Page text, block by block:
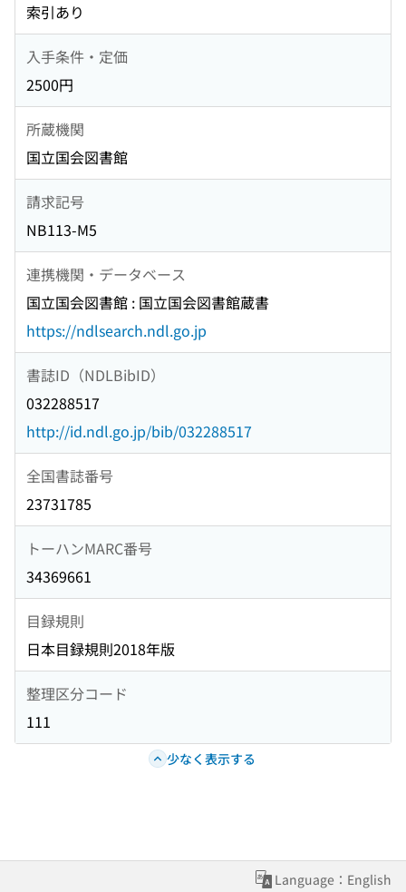
索引あり
入手条件・定価
2500円
所蔵機関
国立国会図書館
請求記号
NB113-M5
連携機関・データベース
国立国会図書館 : 国立国会図書館蔵書
https://ndlsearch.ndl.go.jp
書誌ID（NDLBibID）
032288517
http://id.ndl.go.jp/bib/032288517
全国書誌番号
23731785
トーハンMARC番号
34369661
目録規則
日本目録規則2018年版
整理区分コード
111
少なく表示する
Language：English